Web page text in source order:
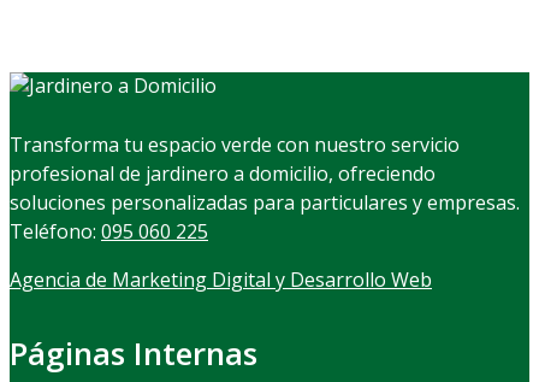
Transforma tu espacio verde con nuestro servicio
profesional de jardinero a domicilio, ofreciendo
soluciones personalizadas para particulares y empresas.
Teléfono: 095 060 225
Agencia de Marketing Digital y Desarrollo Web
Páginas Internas